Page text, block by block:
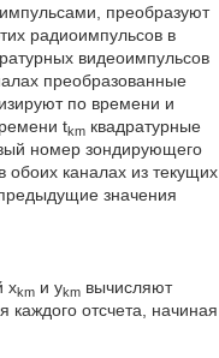
преобразуют
радиоимпульсов в
видеоимпульсов
преобразованные
по времени и
tkmквадратурные
номер зондирующего
каналах из текущих
значения
xkmи ykmвычисляют
каждого отсчета, начиная